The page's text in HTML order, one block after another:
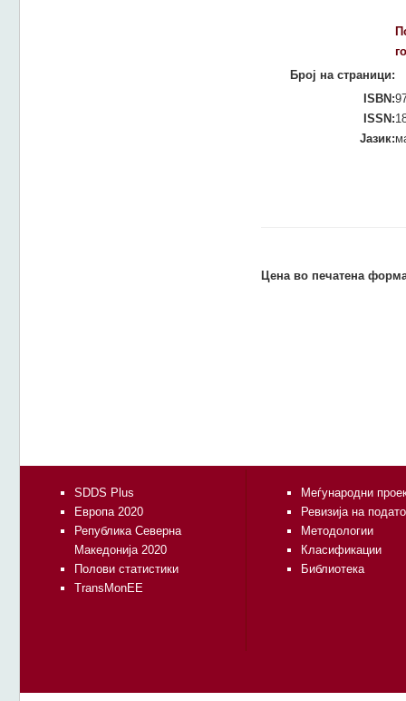
Број на страници:
ISBN:
ISSN:
Јазик:
Цена во печатена
SDDS Plus
Европа 2020
Република Северна
Македонија 2020
Полови статистики
TransMonEE
Меѓународни
Ревизија на
Методологии
Класификации
Библиотека